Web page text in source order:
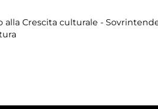
alla Crescita culturale -